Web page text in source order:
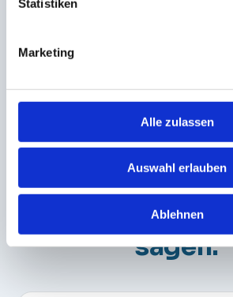
Statistiken
Marketing
Alle zulassen
Auswahl erlauben
Ablehnen
Vor Ort bei euch oder online
Coaching & Mental Fitness
Was
Führungskräfte
sagen.